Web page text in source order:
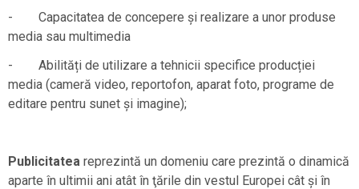
- Capacitatea de concepere și realizare a unor produse
media sau multimedia
- Abilități de utilizare a tehnicii specifice producției
media (cameră video, reportofon, aparat foto, programe de
editare pentru sunet și imagine);
Publicitatea reprezintă un domeniu care prezintă o dinamică
aparte în ultimii ani atât în ţările din vestul Europei cât şi în